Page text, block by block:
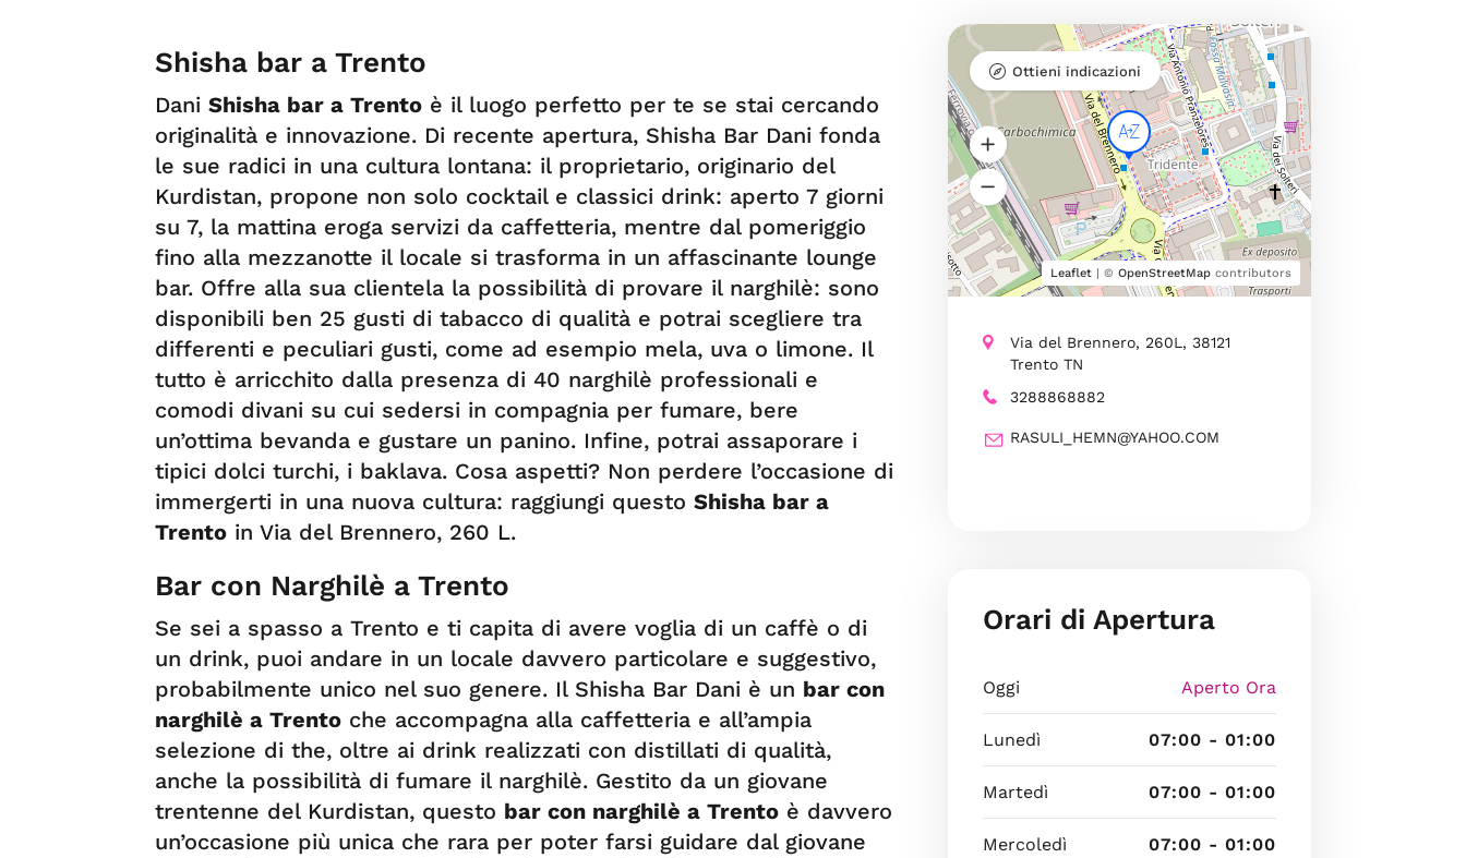
Shisha bar a Trento
Dani Shisha bar a Trento è il luogo perfetto per te se stai cercando
originalità e innovazione. Di recente apertura, Shisha Bar Dani fonda
le sue radici in una cultura lontana: il proprietario, originario del
Kurdistan, propone non solo cocktail e classici drink: aperto 7 giorni
su 7, la mattina eroga servizi da caffetteria, mentre dal pomeriggio
fino alla mezzanotte il locale si trasforma in un affascinante lounge
bar. Offre alla sua clientela la possibilità di provare il narghilè: sono
disponibili ben 25 gusti di tabacco di qualità e potrai scegliere tra
differenti e peculiari gusti, come ad esempio mela, uva o limone. Il
tutto è arricchito dalla presenza di 40 narghilè professionali e
comodi divani su cui sedersi in compagnia per fumare, bere
un’ottima bevanda e gustare un panino. Infine, potrai assaporare i
tipici dolci turchi, i baklava. Cosa aspetti? Non perdere l’occasione di
immergerti in una nuova cultura: raggiungi questo Shisha bar a
Trento in Via del Brennero, 260 L.
Bar con Narghilè a Trento
Se sei a spasso a Trento e ti capita di avere voglia di un caffè o di
un drink, puoi andare in un locale davvero particolare e suggestivo,
probabilmente unico nel suo genere. Il Shisha Bar Dani è un bar con
narghilè a Trento che accompagna alla caffetteria e all’ampia
selezione di the, oltre ai drink realizzati con distillati di qualità,
anche la possibilità di fumare il narghilè. Gestito da un giovane
trentenne del Kurdistan, questo bar con narghilè a Trento è davvero
un’occasione più unica che rara per poter farsi guidare dal giovane
Leaflet| © OpenStreetMapcontributors
Ottieni indicazioni
Via del Brennero, 260L, 38121
Trento TN
3288868882
RASULI_HEMN@YAHOO.COM
Orari di Apertura
Oggi Aperto Ora
Lunedì 07:00 - 01:00
Martedì 07:00 - 01:00
Mercoledì 07:00 - 01:00